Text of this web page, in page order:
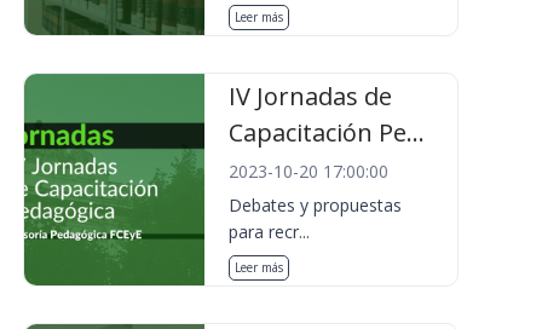
Leer más
IV Jornadas de
Capacitación Pe...
2023-10-20 17:00:00
Debates y propuestas
para recr...
Leer más